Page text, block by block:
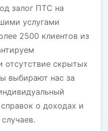
залог ПТС на
услугами
2500 клиентов из
отсутствие скрытых
выбирают нас за
о доходах и